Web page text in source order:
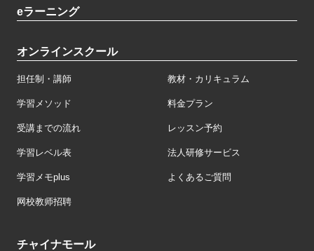
eラーニング
オンラインスクール
担任制・講師 教材・カリキュラム
学習メソッド 料金プラン
受講までの流れ レッスン予約
学習レベル表 法人研修サービス
学習メモplus よくあるご質問
网校教师招聘
チャイナモール